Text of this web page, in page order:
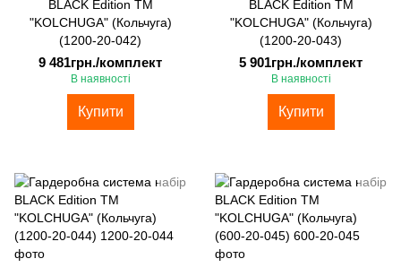
BLACK Edition ТМ
"KOLCHUGA" (Кольчуга)
(1200-20-042)
9 481грн./комплект
В наявності
Купити
BLACK Edition ТМ
"KOLCHUGA" (Кольчуга)
(1200-20-043)
5 901грн./комплект
В наявності
Купити